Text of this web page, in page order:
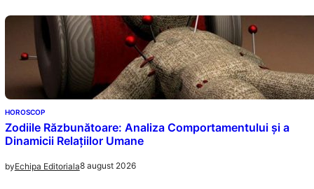
HOROSCOP
Zodiile Răzbunătoare: Analiza Comportamentului și a
Dinamicii Relațiilor Umane
byEchipa Editoriala8 august 2026